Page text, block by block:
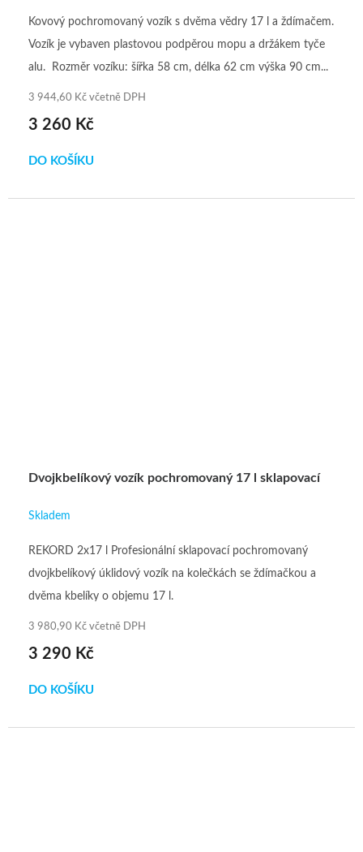
3 944,60 Kč včetně DPH
3 260 Kč
DO KOŠÍKU
Kovový pochromovaný vozík s dvěma vědry 17 l a ždímačem.
Vozík je vybaven plastovou podpěrou mopu a držákem tyče
alu. Rozměr vozíku: šířka 58 cm, délka 62 cm výška 90 cm...
Dvojkbelíkový vozík pochromovaný 17 l sklapovací
Skladem
3 980,90 Kč včetně DPH
3 290 Kč
DO KOŠÍKU
REKORD 2x17 l Profesionální sklapovací pochromovaný
dvojkbelíkový úklidový vozík na kolečkách se ždímačkou a
dvěma kbelíky o objemu 17 l.